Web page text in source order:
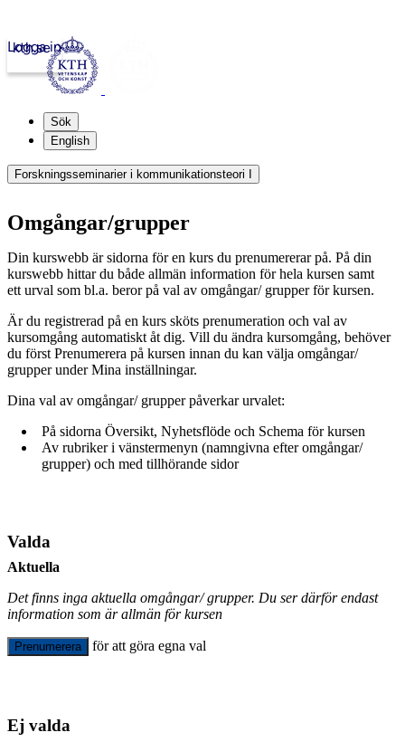
kth.se
Logga in
Sök
English
Forskningsseminarier i kommunikationsteori I
Omgångar/grupper
Din kurswebb är sidorna för en kurs du prenumererar på. På din
kurswebb hittar du både allmän information för hela kursen samt
ett urval som bl.a. beror på val av omgångar/ grupper för kursen.
Är du registrerad på en kurs sköts prenumeration och val av
kursomgång automatiskt åt dig. Vill du ändra kursomgång, behöver
du först Prenumerera på kursen innan du kan välja omgångar/
grupper under Mina inställningar.
Dina val av omgångar/ grupper påverkar urvalet:
På sidorna Översikt, Nyhetsflöde och Schema för kursen
Av rubriker i vänstermenyn (namngivna efter omgångar/
grupper) och med tillhörande sidor
Valda
Aktuella
Det finns inga aktuella omgångar/ grupper. Du ser därför endast
information som är allmän för kursen
Prenumerera för att göra egna val
Ej valda